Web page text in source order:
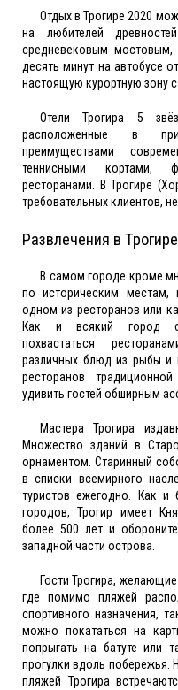
Отдых в Трогире 2020
на любителей
средневековым
десять минут на автобусе
настоящую курортную зону
Отели Трогира 5
расположенные в
преимуществами
теннисными кортами,
ресторанами. В Трогире
требовательных клиентов,
Развлечения в Трогире
В самом городе кроме
по историческим
одном из ресторанов или
Как и всякий город
похвастаться
различных блюд из рыбы
ресторанов
удивить гостей обширным
Мастера Трогира
Множество зданий в
орнаментом. Старинный
в списки всемирного
туристов ежегодно. Как и
городов, Трогир имеет
более 500 лет и
западной части острова.
Гости Трогира,
где помимо пляжей
спортивного назначения,
можно покататься на
попрыгать на батуте или
прогулки вдоль побережья.
пляжей Трогира